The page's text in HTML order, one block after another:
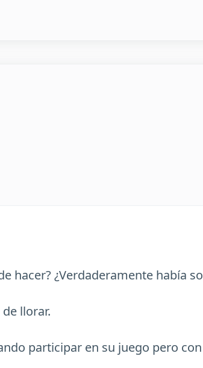
hacer? ¿Verdaderamente había
llorar.
participar en su juego pero